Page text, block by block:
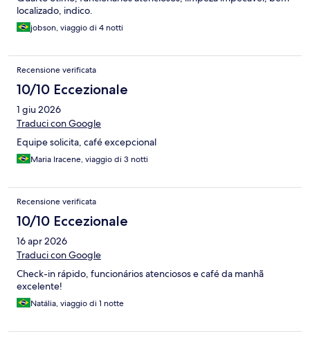
localizado, indico.
jobson, viaggio di 4 notti
Recensione verificata
10/10 Eccezionale
1 giu 2026
Traduci con Google
Equipe solicita, café excepcional
Maria Iracene, viaggio di 3 notti
Recensione verificata
10/10 Eccezionale
16 apr 2026
Traduci con Google
Check-in rápido, funcionários atenciosos e café da manhã
excelente!
Natália, viaggio di 1 notte